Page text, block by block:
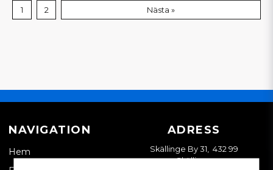
1 2 Nästa »
NAVIGATION
Hem
ADRESS
Skällinge By 31, 432 99
Skällinge